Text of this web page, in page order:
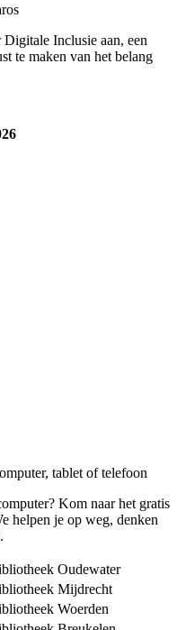
Inclusie aan, een
te maken van het belang
tablet of telefoon
Kom naar het gratis
helpen je op weg, denken
Oudewater
Mijdrecht
Woerden